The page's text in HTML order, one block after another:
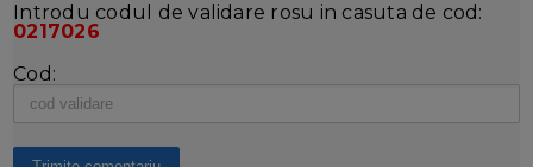
Introdu codul de validare rosu in casuta de cod:
0217026
Cod: